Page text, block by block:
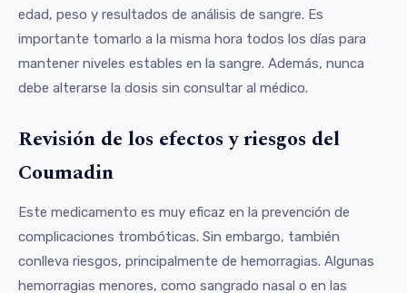
edad, peso y resultados de análisis de sangre. Es
importante tomarlo a la misma hora todos los días para
mantener niveles estables en la sangre. Además, nunca
debe alterarse la dosis sin consultar al médico.
Revisión de los efectos y riesgos del
Coumadin
Este medicamento es muy eficaz en la prevención de
complicaciones trombóticas. Sin embargo, también
conlleva riesgos, principalmente de hemorragias. Algunas
hemorragias menores, como sangrado nasal o en las